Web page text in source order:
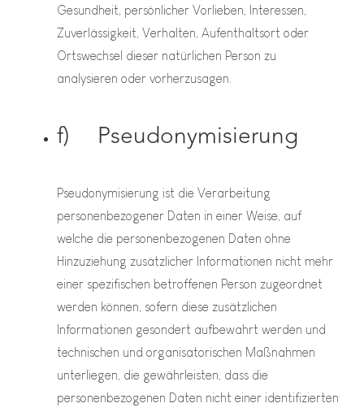
Gesundheit, persönlicher Vorlieben, Interessen,
Zuverlässigkeit, Verhalten, Aufenthaltsort oder
Ortswechsel dieser natürlichen Person zu
analysieren oder vorherzusagen.
f) Pseudonymisierung
Pseudonymisierung ist die Verarbeitung
personenbezogener Daten in einer Weise, auf
welche die personenbezogenen Daten ohne
Hinzuziehung zusätzlicher Informationen nicht mehr
einer spezifischen betroffenen Person zugeordnet
werden können, sofern diese zusätzlichen
Informationen gesondert aufbewahrt werden und
technischen und organisatorischen Maßnahmen
unterliegen, die gewährleisten, dass die
personenbezogenen Daten nicht einer identifizierten